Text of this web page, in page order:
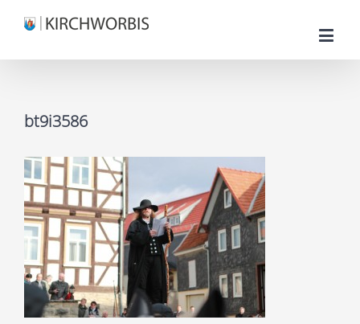
bt9i3586